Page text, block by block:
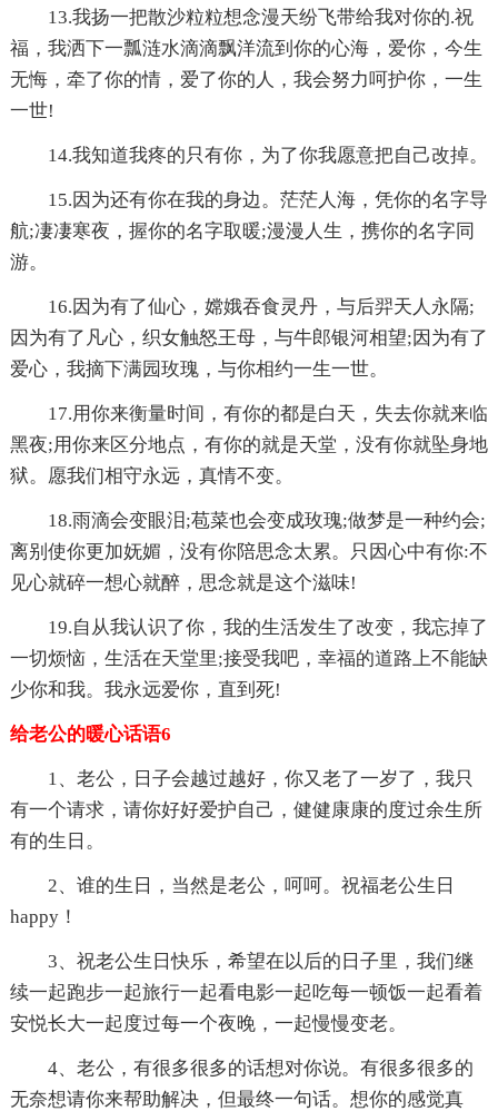
13.我扬一把散沙粒粒想念漫天纷飞带给我对你的.祝
福，我洒下一瓢涟水滴滴飘洋流到你的心海，爱你，今生
无悔，牵了你的情，爱了你的人，我会努力呵护你，一生
一世!
14.我知道我疼的只有你，为了你我愿意把自己改掉。
15.因为还有你在我的身边。茫茫人海，凭你的名字导
航;凄凄寒夜，握你的名字取暖;漫漫人生，携你的名字同
游。
16.因为有了仙心，嫦娥吞食灵丹，与后羿天人永隔;
因为有了凡心，织女触怒王母，与牛郎银河相望;因为有了
爱心，我摘下满园玫瑰，与你相约一生一世。
17.用你来衡量时间，有你的都是白天，失去你就来临
黑夜;用你来区分地点，有你的就是天堂，没有你就坠身地
狱。愿我们相守永远，真情不变。
18.雨滴会变眼泪;苞菜也会变成玫瑰;做梦是一种约会;
离别使你更加妩媚，没有你陪思念太累。只因心中有你:不
见心就碎一想心就醉，思念就是这个滋味!
19.自从我认识了你，我的生活发生了改变，我忘掉了
一切烦恼，生活在天堂里;接受我吧，幸福的道路上不能缺
少你和我。我永远爱你，直到死!
给老公的暖心话语6
1、老公，日子会越过越好，你又老了一岁了，我只
有一个请求，请你好好爱护自己，健健康康的度过余生所
有的生日。
2、谁的生日，当然是老公，呵呵。祝福老公生日
happy！
3、祝老公生日快乐，希望在以后的日子里，我们继
续一起跑步一起旅行一起看电影一起吃每一顿饭一起看着
安悦长大一起度过每一个夜晚，一起慢慢变老。
4、老公，有很多很多的话想对你说。有很多很多的
无奈想请你来帮助解决，但最终一句话。想你的感觉真